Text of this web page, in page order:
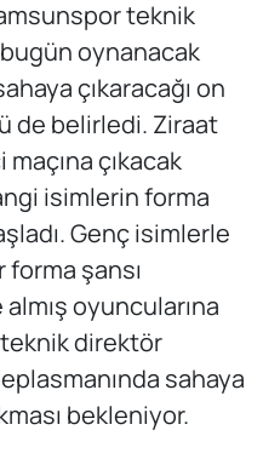
teknik
oynanacak
çıkaracağı on
de belirledi. Ziraat
çıkacak
isimlerin forma
Genç isimlerle
şansı
oyuncularına
direktör
sahaya
bekleniyor.